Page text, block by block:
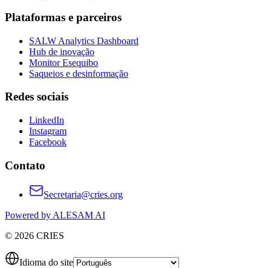
Plataformas e parceiros
SALW Analytics Dashboard
Hub de inovação
Monitor Esequibo
Saqueios e desinformação
Redes sociais
LinkedIn
Instagram
Facebook
Contato
Secretaria@cries.org
Powered by ALESAM AI
© 2026 CRIES
Idioma do site